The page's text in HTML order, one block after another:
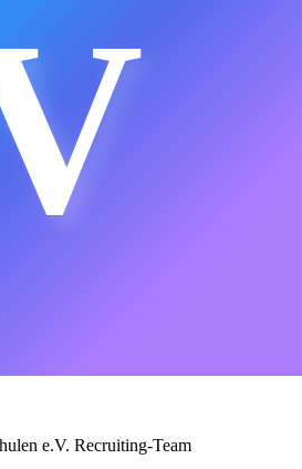
e.V. Recruiting-Team